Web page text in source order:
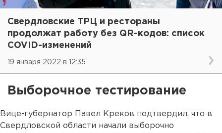
Свердловские ТРЦ и рестораны
продолжат работу без QR-кодов: список
COVID-изменений
19 января 2022 в 12:35
Выборочное тестирование
Вице-губернатор Павел Креков подтвердил, что в
Свердловской области начали выборочно